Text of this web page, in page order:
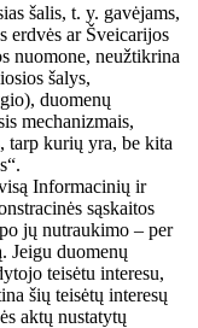
šalis, t. y. gavėjams,
erdvės ar Šveicarijos
nuomone, neužtikrina
šalys,
duomenų
mechanizmais,
tarp kurių yra, be kita
Informacinių ir
sąskaitos
jų nutraukimo – per
Jeigu duomenų
teisėtu interesu,
šių teisėtų interesų
aktų nustatytų